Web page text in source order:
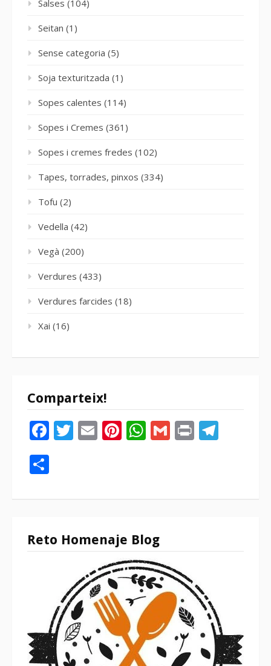
Salses (104)
Seitan (1)
Sense categoria (5)
Soja texturitzada (1)
Sopes calentes (114)
Sopes i Cremes (361)
Sopes i cremes fredes (102)
Tapes, torrades, pinxos (334)
Tofu (2)
Vedella (42)
Vegà (200)
Verdures (433)
Verdures farcides (18)
Xai (16)
Comparteix!
Facebook
Twitter
EmailPinterest
WhatsApp
Gmail
Print
Reto Homenaje Blog